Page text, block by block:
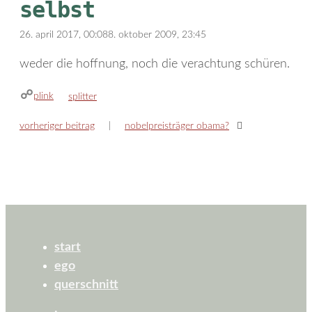
selbst
26. april 2017, 00:088. oktober 2009, 23:45
weder die hoffnung, noch die verachtung schüren.
plink kategorien
splitter
vorheriger beitrag nobelpreisträger obama?
start
ego
querschnitt